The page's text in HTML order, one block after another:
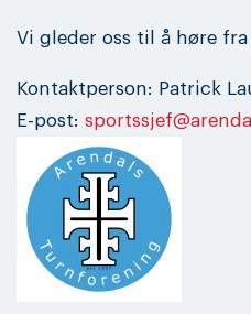
Vi gleder oss til å høre fra
Kontaktperson: Patrick
E-post: